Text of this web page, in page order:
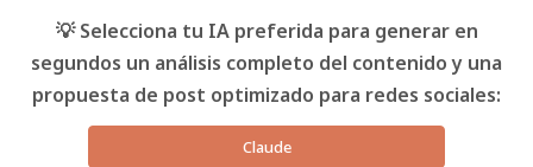
💡 Selecciona tu IA preferida para generar en
segundos un análisis completo del contenido y una
propuesta de post optimizado para redes sociales:
Claude